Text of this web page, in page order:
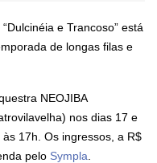
e Trancoso” está
de longas filas e
NEOJIBA
nos dias 17 e
17h. Os ingressos, a R$
pelo Sympla